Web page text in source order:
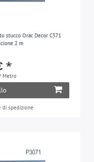
stucco Orac Decor C371
2 m
*
Metro
di spedizione